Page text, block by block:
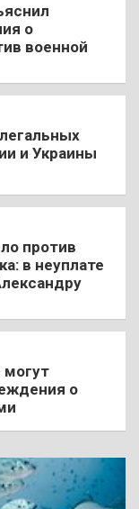
о
военной
и Украины
против
в неуплате
могут
о